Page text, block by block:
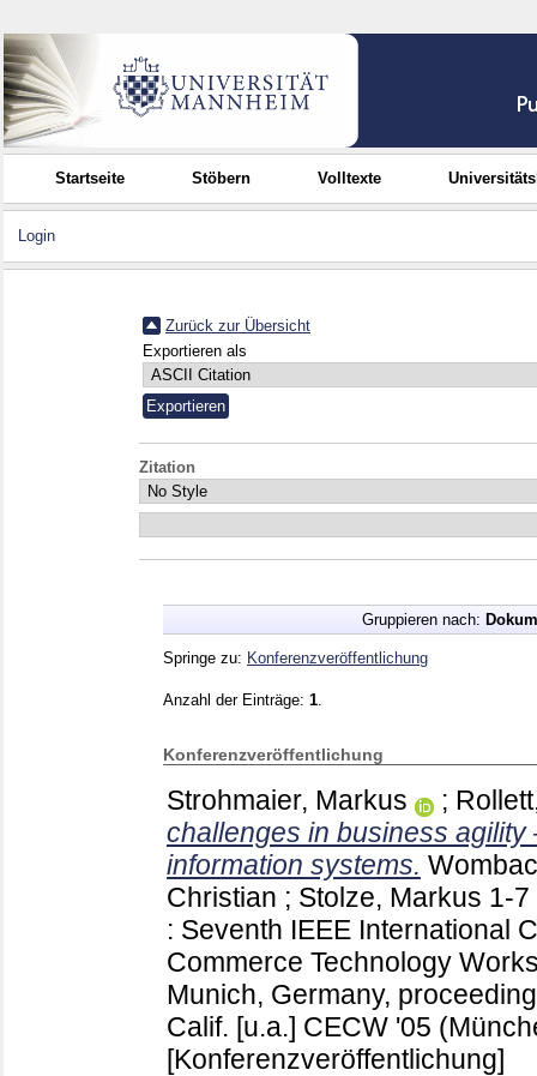
Startseite Stöbern Volltexte
Login
Zurück zur Übersicht
Exportieren als
Zitation
Gruppieren nach:
Springe zu: Konferenzveröffentlichung
Anzahl der Einträge: 1
Konferenzveröffentlichung
Strohmaier, Markus ;
challenges in business agility
information systems.
Christian ; Stolze, Markus 1-7
: Seventh IEEE International
Commerce Technology
Munich, Germany,
Calif. [u.a.] CECW '05
[Konferenzveröffentlichung]